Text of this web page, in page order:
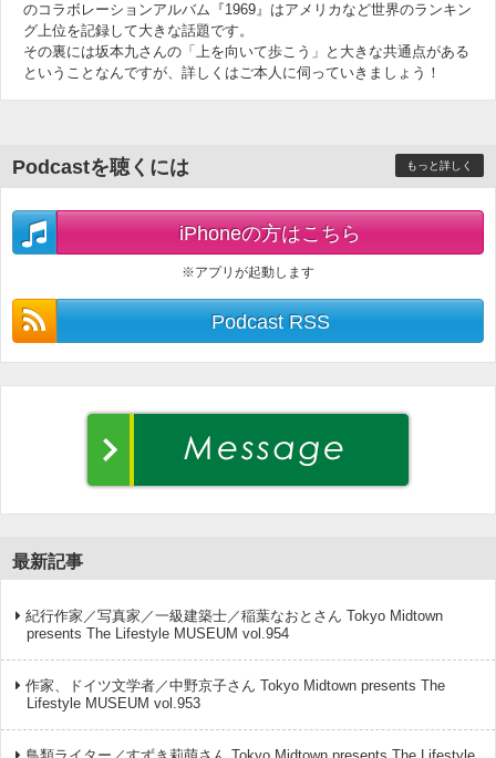
のコラボレーションアルバム『1969』はアメリカなど世界のランキン
グ上位を記録して大きな話題です。
その裏には坂本九さんの「上を向いて歩こう」と大きな共通点がある
ということなんですが、詳しくはご本人に伺っていきましょう！
Podcastを聴くには もっと詳しく
iPhoneの方はこちら
※アプリが起動します
Podcast RSS
最新記事
紀行作家／写真家／一級建築士／稲葉なおとさん Tokyo Midtown
presents The Lifestyle MUSEUM vol.954
作家、ドイツ文学者／中野京子さん Tokyo Midtown presents The
Lifestyle MUSEUM vol.953